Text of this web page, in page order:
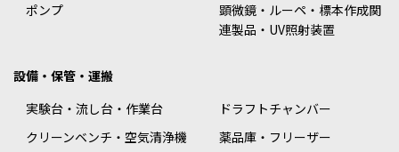
ポンプ
顕微鏡・ルーペ・標本作成関
連製品・UV照射装置
設備・保管・運搬
実験台・流し台・作業台
ドラフトチャンバー
クリーンベンチ・空気清浄機
薬品庫・フリーザー